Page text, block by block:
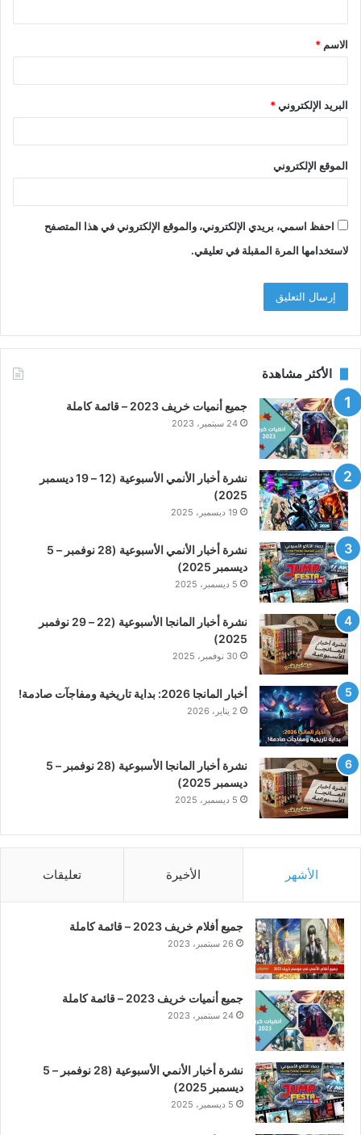
ق
*
الاسم *
البريد الإلكتروني*
الموقع الإلكتروني
احفظ اسمي، بريدي الإلكتروني، والموقع الإلكتروني في هذا المتصفح
لاستخدامها المرة المقبلة في تعليقي.
الأكثر مشاهدة
جميع أنميات خريف 2023 – قائمة كاملة
24 سبتمبر، 2023
نشرة أخبار الأنمي الأسبوعية (12 – 19 ديسمبر
2025)
19 ديسمبر، 2025
نشرة أخبار الأنمي الأسبوعية (28 نوفمبر – 5
ديسمبر 2025)
5 ديسمبر، 2025
نشرة أخبار المانجا الأسبوعية (22 – 29 نوفمبر
2025)
30 نوفمبر، 2025
أخبار المانجا 2026: بداية تاريخية ومفاجآت صادمة!
2 يناير، 2026
نشرة أخبار المانجا الأسبوعية (28 نوفمبر – 5
ديسمبر 2025)
5 ديسمبر، 2025
الأشهر الأخيرة تعليقات
جميع أفلام خريف 2023 – قائمة كاملة
26 سبتمبر، 2023
جميع أنميات خريف 2023 – قائمة كاملة
24 سبتمبر، 2023
نشرة أخبار الأنمي الأسبوعية (28 نوفمبر – 5
ديسمبر 2025)
5 ديسمبر، 2025